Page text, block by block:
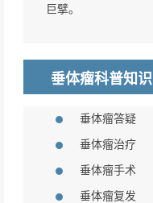
巨擘。
垂体瘤科普知识
垂体瘤答疑
垂体瘤治疗
垂体瘤手术
垂体瘤复发